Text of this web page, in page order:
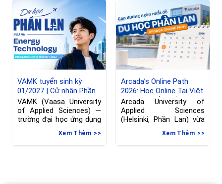
VAMK tuyển sinh kỳ
01/2027 | Cử nhân Phần
Lan ngành Kỹ thuật
VAMK (Vaasa University
of Applied Sciences) —
trường đại học ứng dụng
Xem Thêm
Arcada’s Online Path
2026: Học Online Tại Việt
Nam, Chuyển Tiếp Sang
Phần Lan, hạn đăng ký
đến 08/06/2026
Arcada University of
Applied Sciences
(Helsinki, Phần Lan) vừa
gia hạn deadline nộp đơn
Xem Thêm